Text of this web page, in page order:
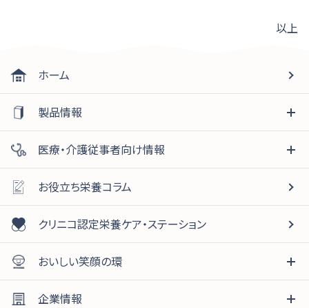
以上
ホーム
製品情報
医療・介護従事者向け情報
お役立ち栄養コラム
クリニコ認定栄養ケア・ステーション
おいしい笑顔の環
企業情報